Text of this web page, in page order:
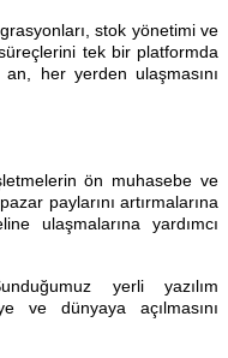
stok yönetimi ve
tek bir platformda
her yerden ulaşmasını
ön muhasebe ve
paylarını artırmalarına
ulaşmalarına yardımcı
yerli yazılım
ve dünyaya açılmasını